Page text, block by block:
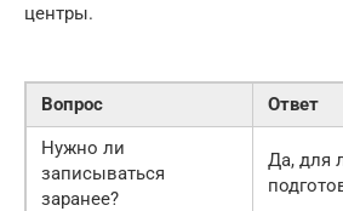
центры.
Вопрос
Ответ
Нужно ли
записываться
заранее?
Да, для